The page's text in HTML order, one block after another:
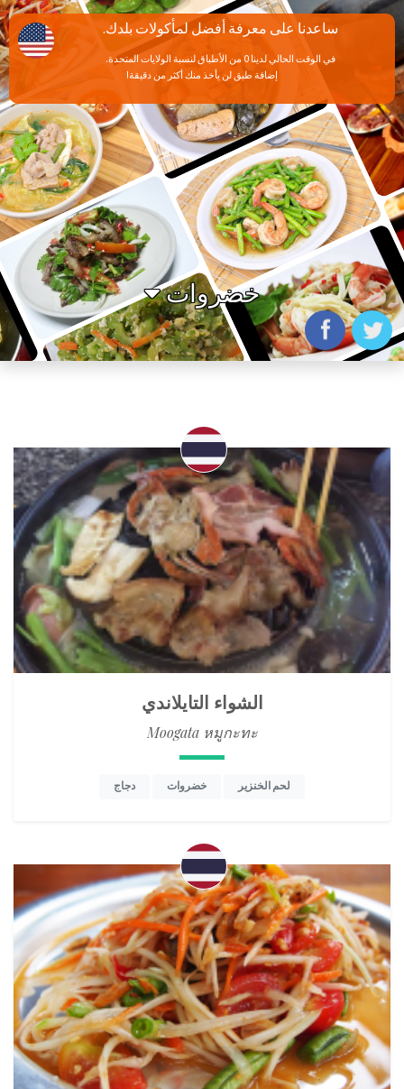
خضروات
الشواء التايلاندي
Moogata หมูกะทะ
لحم الخنزير خضروات دجاج
ساعدنا على معرفة أفضل لمأكولات بلدك.
في الوقت الحالي لدينا 0 من الأطباق لنسبة الولايات المتحدة.
إضافة طبق لن يأخذ منك أكثر من دقيقة!